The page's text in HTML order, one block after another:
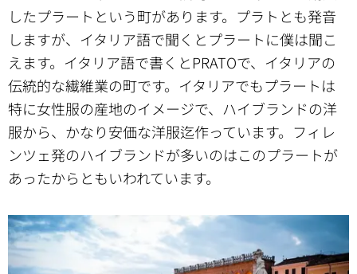
したプラートという町があります。プラトとも発音
しますが、イタリア語で聞くとプラートに僕は聞こ
えます。イタリア語で書くとPRATOで、イタリアの
伝統的な繊維業の町です。イタリアでもプラートは
特に女性服の産地のイメージで、ハイブランドの洋
服から、かなり安価な洋服迄作っています。フィレ
ンツェ発のハイブランドが多いのはこのプラートが
あったからともいわれています。